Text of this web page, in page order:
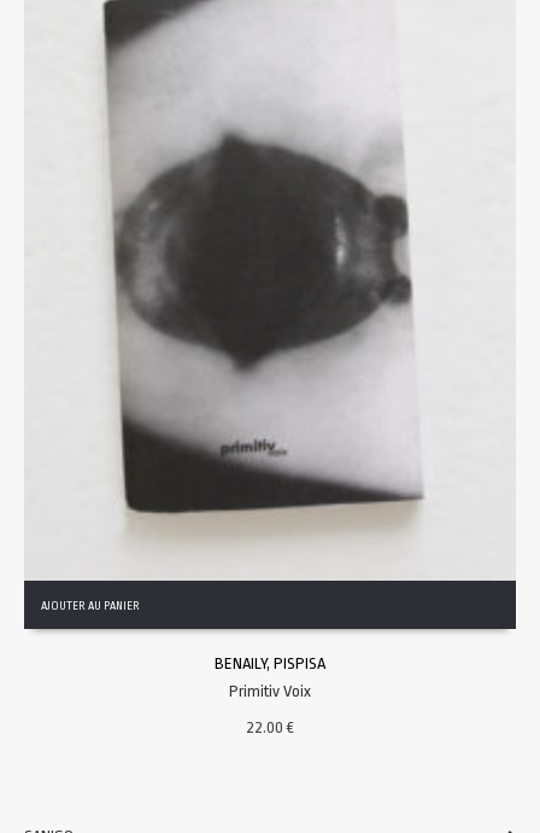
AJOUTER AU PANIER
BENAILY, PISPISA
Primitiv Voix
22.00€